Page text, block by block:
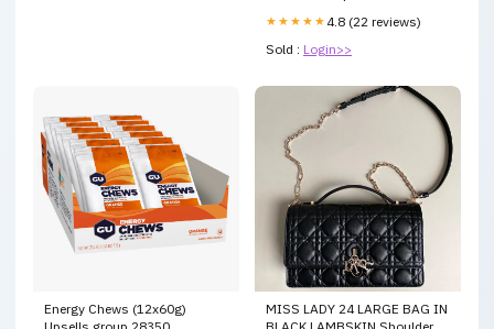
★★★★★ 4.8 (22 reviews)
Sold : Login>>
Energy Chews (12x60g)
MISS LADY 24 LARGE BAG IN